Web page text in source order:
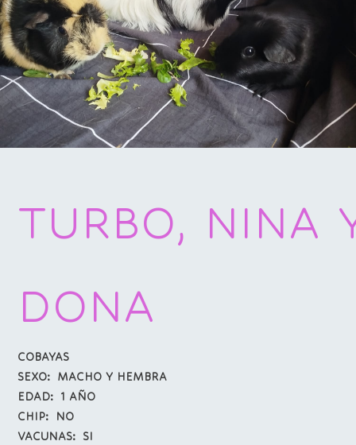
TURBO, NINA
DONA
COBAYAS
SEXO
MACHO Y HEMBRA
EDAD
1 AÑO
CHIP
NO
VACUNAS
SI